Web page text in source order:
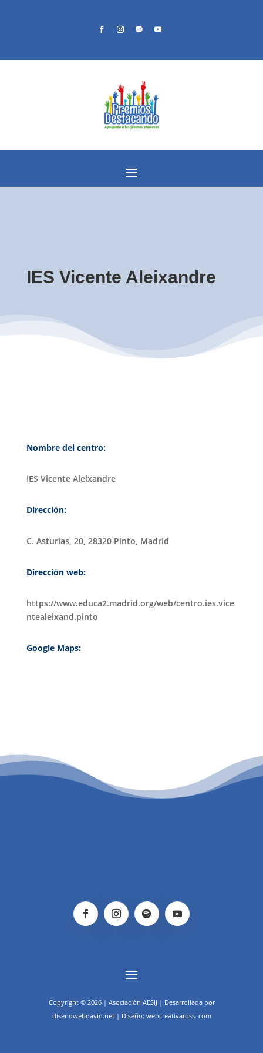
IES Vicente Aleixandre
Nombre del centro:
IES Vicente Aleixandre
Dirección:
C. Asturias, 20, 28320 Pinto, Madrid
Dirección web:
https://www.educa2.madrid.org/web/centro.ies.vice
ntealeixand.pinto
Google Maps:
PATROCINIO CULTURAL
Copyright © 2026 | Asociación AESIJ | Desarrollada por
disenowebdavid.net | Diseño: webcreativaross. com